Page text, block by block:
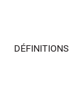
DÉFINITIONS